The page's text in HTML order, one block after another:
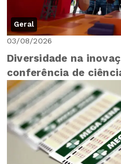
Geral
03/08/2026
Diversidade na
conferência de